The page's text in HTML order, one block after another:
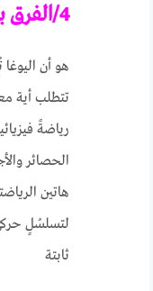
4/الفرق بين البيلاتس واليوغا:
هو أن
تتطلب أية
رياضةً
الحصائر
هاتين
لتسلسُلٍ
ثابتة